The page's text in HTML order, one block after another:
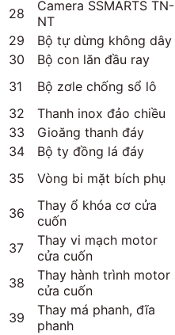
28
Camera SSMARTS TN-
NT
29
Bộ tự dừng không dây
30
Bộ con lăn đầu ray
31
Bộ zơle chống sổ lô
32
Thanh inox đảo chiều
33
Gioăng thanh đáy
34
Bộ ty đồng lá đáy
35
Vòng bi mặt bích phụ
36
Thay ổ khóa cơ cửa
cuốn
37
Thay vi mạch motor
cửa cuốn
38
Thay hành trình motor
cửa cuốn
39
Thay má phanh, đĩa
phanh